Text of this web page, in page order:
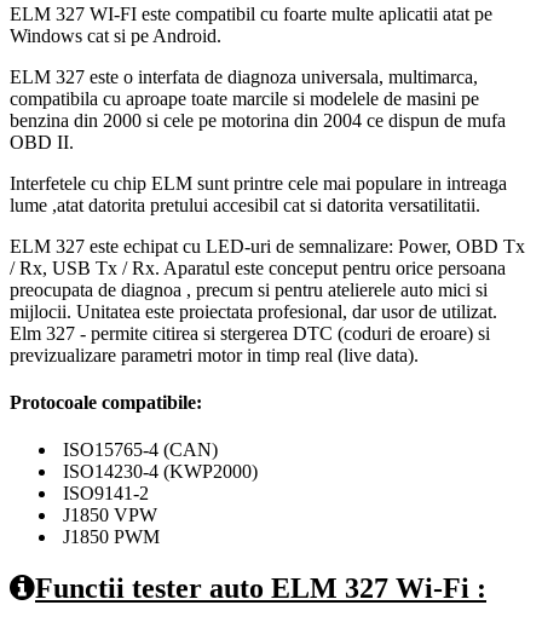
ELM 327 WI-FI este compatibil cu foarte multe aplicatii atat pe
Windows cat si pe Android.
ELM 327 este o interfata de diagnoza universala, multimarca,
compatibila cu aproape toate marcile si modelele de masini pe
benzina din 2000 si cele pe motorina din 2004 ce dispun de mufa
OBD II.
Interfetele cu chip ELM sunt printre cele mai populare in intreaga
lume ,atat datorita pretului accesibil cat si datorita versatilitatii.
ELM 327 este echipat cu LED-uri de semnalizare: Power, OBD Tx
/ Rx, USB Tx / Rx. Aparatul este conceput pentru orice persoana
preocupata de diagnoa , precum si pentru atelierele auto mici si
mijlocii. Unitatea este proiectata profesional, dar usor de utilizat.
Elm 327 - permite citirea si stergerea DTC (coduri de eroare) si
previzualizare parametri motor in timp real (live data).
Protocoale compatibile:
ISO15765-4 (CAN)
ISO14230-4 (KWP2000)
ISO9141-2
J1850 VPW
J1850 PWM
Functii tester auto ELM 327 Wi-Fi :